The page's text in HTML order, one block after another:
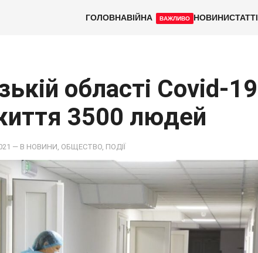
ГОЛОВНАВІЙНА ВАЖЛИВО НОВИНИСТАТТІ
області Covid-19
3500 людей
— В НОВИНИ ОБЩЕСТВО ПОДІЇ